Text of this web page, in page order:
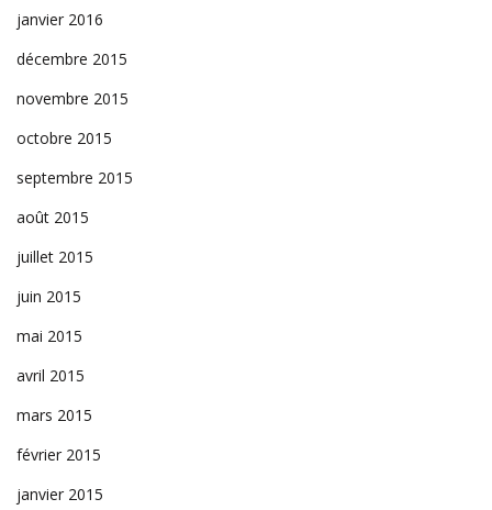
janvier 2016
décembre 2015
novembre 2015
octobre 2015
septembre 2015
août 2015
juillet 2015
juin 2015
mai 2015
avril 2015
mars 2015
février 2015
janvier 2015